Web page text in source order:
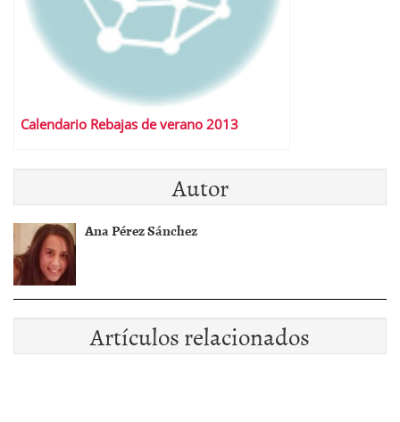
Calendario Rebajas de verano 2013
Autor
Ana Pérez Sánchez
Artículos relacionados